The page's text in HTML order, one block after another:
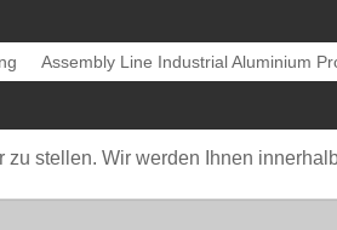
Assembly Line Industrial Aluminium
stellen. Wir werden Ihnen